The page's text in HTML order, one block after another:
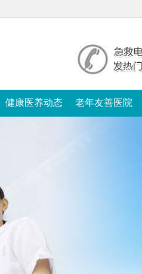
健康医养动态 老年友善医院